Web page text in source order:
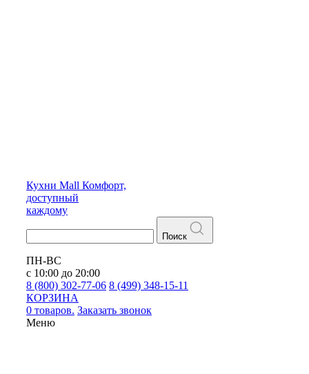
Кухни Mall Комфорт,
доступный
каждому
Поиск
ПН-ВС
с 10:00 до 20:00
8 (800) 302-77-06 8 (499) 348-15-11
КОРЗИНА
0 товаров. Заказать звонок
Меню